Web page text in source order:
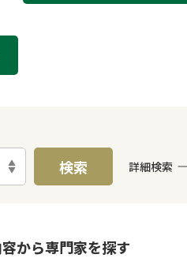
検索 詳細検索
から専門家を探す